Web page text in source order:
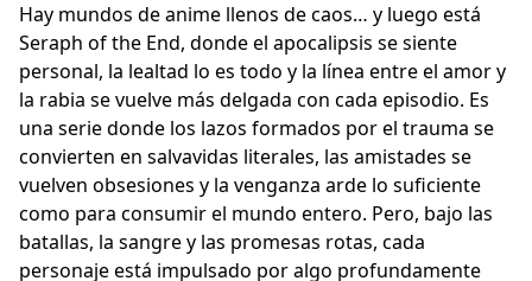
Hay mundos de anime llenos de caos… y luego está
Seraph of the End, donde el apocalipsis se siente
personal, la lealtad lo es todo y la línea entre el amor y
la rabia se vuelve más delgada con cada episodio. Es
una serie donde los lazos formados por el trauma se
convierten en salvavidas literales, las amistades se
vuelven obsesiones y la venganza arde lo suficiente
como para consumir el mundo entero. Pero, bajo las
batallas, la sangre y las promesas rotas, cada
personaje está impulsado por algo profundamente